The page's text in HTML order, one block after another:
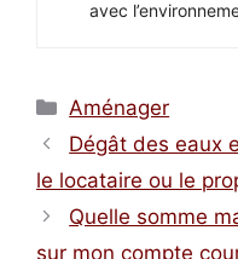
avec
Catégories
Aménager
Dégât des eaux
le locataire ou le
Quelle somme
sur mon compte